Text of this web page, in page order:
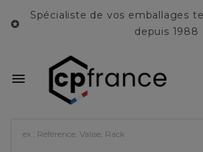

Spécialiste de vos emballages
depuis 1988
